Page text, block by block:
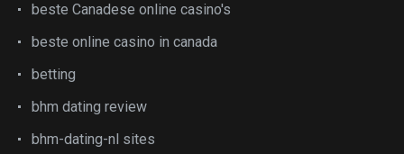
beste Canadese online casino's
beste online casino in canada
betting
bhm dating review
bhm-dating-nl sites